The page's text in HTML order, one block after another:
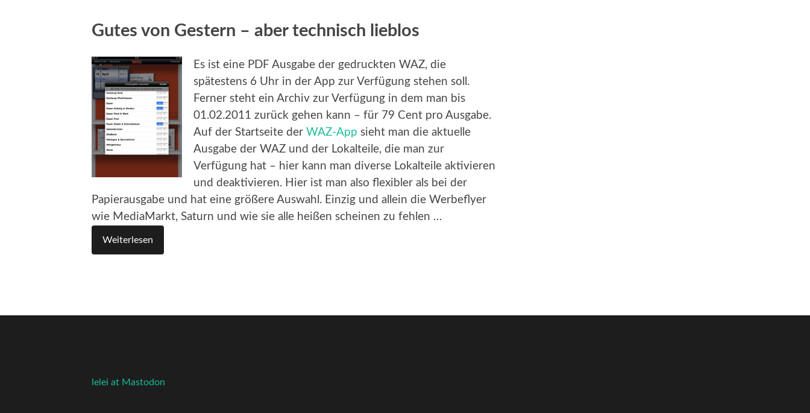
Gutes von Gestern – aber technisch lieblos
Es ist eine PDF Ausgabe der gedruckten WAZ, die
spätestens 6 Uhr in der App zur Verfügung stehen soll.
Ferner steht ein Archiv zur Verfügung in dem man bis
01.02.2011 zurück gehen kann – für 79 Cent pro Ausgabe.
Auf der Startseite der WAZ-App sieht man die aktuelle
Ausgabe der WAZ und der Lokalteile, die man zur
Verfügung hat – hier kann man diverse Lokalteile aktivieren
und deaktivieren. Hier ist man also flexibler als bei der
Papierausgabe und hat eine größere Auswahl. Einzig und allein die Werbeflyer
wie MediaMarkt, Saturn und wie sie alle heißen scheinen zu fehlen …
Weiterlesen
lelei at Mastodon